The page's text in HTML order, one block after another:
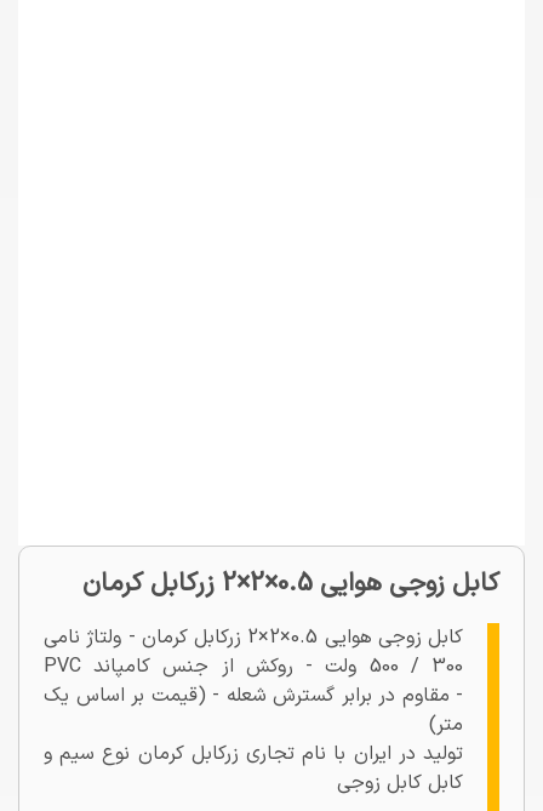
کابل زوجی هوایی 0.5×2×2 زرکابل کرمان
کابل زوجی هوایی 0.5×2×2 زرکابل کرمان - ولتاژ نامی
300 / 500 ولت - روکش از جنس کامپاند PVC
- مقاوم در برابر گسترش شعله - (قیمت بر اساس یک
متر)
تولید در ایران با نام تجاری زرکابل کرمان نوع سیم و
کابل کابل زوجی